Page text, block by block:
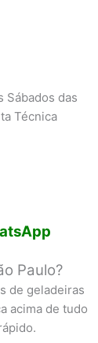
Sábados das
Técnica
Paulo?
de geladeiras
acima de tudo